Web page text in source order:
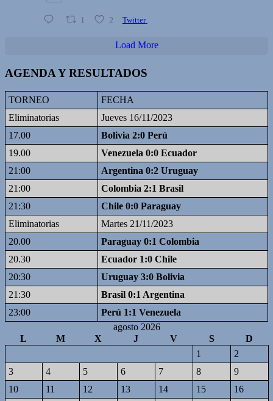
1 2 Twitter
Load More
AGENDA Y RESULTADOS
TORNEO
FECHA
Eliminatorias
Jueves 16/11/2023
17.00
Bolivia 2:0 Perú
19.00
Venezuela 0:0 Ecuador
21:00
Argentina 0:2 Uruguay
21:00
Colombia 2:1 Brasil
21:30
Chile 0:0 Paraguay
Eliminatorias
Martes 21/11/2023
20.00
Paraguay 0:1 Colombia
20.30
Ecuador 1:0 Chile
20:30
Uruguay 3:0 Bolivia
21:30
Brasil 0:1 Argentina
23:00
Perú 1:1 Venezuela
agosto 2026
L
M X J V S
D
1
2
3
4 5 6 7 8
9
10
11 12 13 14 15
16